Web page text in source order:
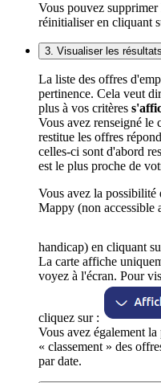
Vous pouvez
réinitialiser en cliquant
3. Visualiser les
La liste des offres
pertinence. Cela veut
plus à vos critères
Vous avez renseigné
restitue les offres
celles-ci sont d'abord
est le plus proche de
Vous avez la
Mappy (non accessible
handicap) en cliquant
La carte affiche
voyez à l'écran. Pour
cliquez sur :
Vous avez également
« classement » des
par date.